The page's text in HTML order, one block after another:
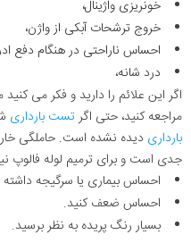
خونریزی واژینال،
خروج ترشحات آبکی از واژن،
احساس ناراحتی در هنگام دفع
درد شانه،
اگر این علائم را دارید و فکر می
مراجعه کنید، حتی اگر تست بارداری
بارداری دیده نشده است. حاملگی
جدی است و برای ترمیم لوله فالوپ
احساس بیماری یا سرگیجه داشته
احساس ضعف کنید.
بسیار رنگ پریده به نظر برسید.